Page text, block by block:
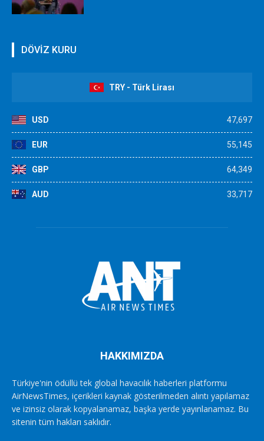
DÖVİZ KURU
TRY - Türk Lirası
USD 47,697
EUR 55,145
GBP 64,349
AUD 33,717
HAKKIMIZDA
Türkiye'nin ödüllü tek global havacılık haberleri platformu
AirNewsTimes, içerikleri kaynak gösterilmeden alıntı yapılamaz
ve izinsiz olarak kopyalanamaz, başka yerde yayınlanamaz. Bu
sitenin tüm hakları saklıdır.